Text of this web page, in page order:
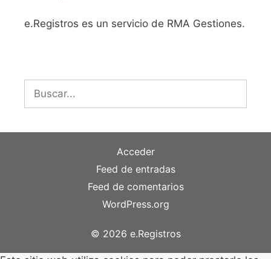
e.Registros es un servicio de RMA Gestiones.
Acceder
Feed de entradas
Feed de comentarios
WordPress.org
© 2026 e.Registros